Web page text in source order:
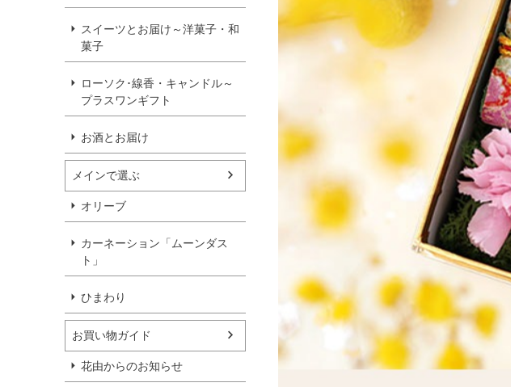
スイーツとお届け～洋菓子・和
菓子
ローソク･線香・キャンドル～
プラスワンギフト
お酒とお届け
メインで選ぶ
オリーブ
カーネーション「ムーンダス
ト」
ひまわり
お買い物ガイド
花由からのお知らせ